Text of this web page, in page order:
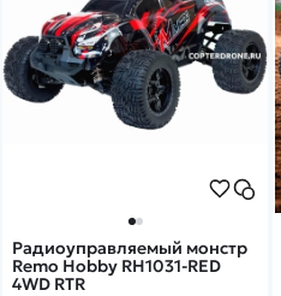
Радиоуправляемый монстр
Remo Hobby RH1031-RED
4WD RTR